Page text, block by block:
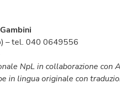
– tel. 040 0649556
NpL in collaborazione con
in lingua originale con